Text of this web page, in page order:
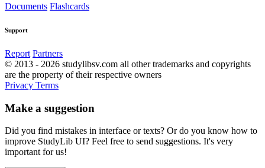
Documents Flashcards
Support
Report Partners
© 2013 - 2026 studylibsv.com all other trademarks and copyrights
are the property of their respective owners
Privacy Terms
Make a suggestion
Did you find mistakes in interface or texts? Or do you know how to
improve StudyLib UI? Feel free to send suggestions. It's very
important for us!